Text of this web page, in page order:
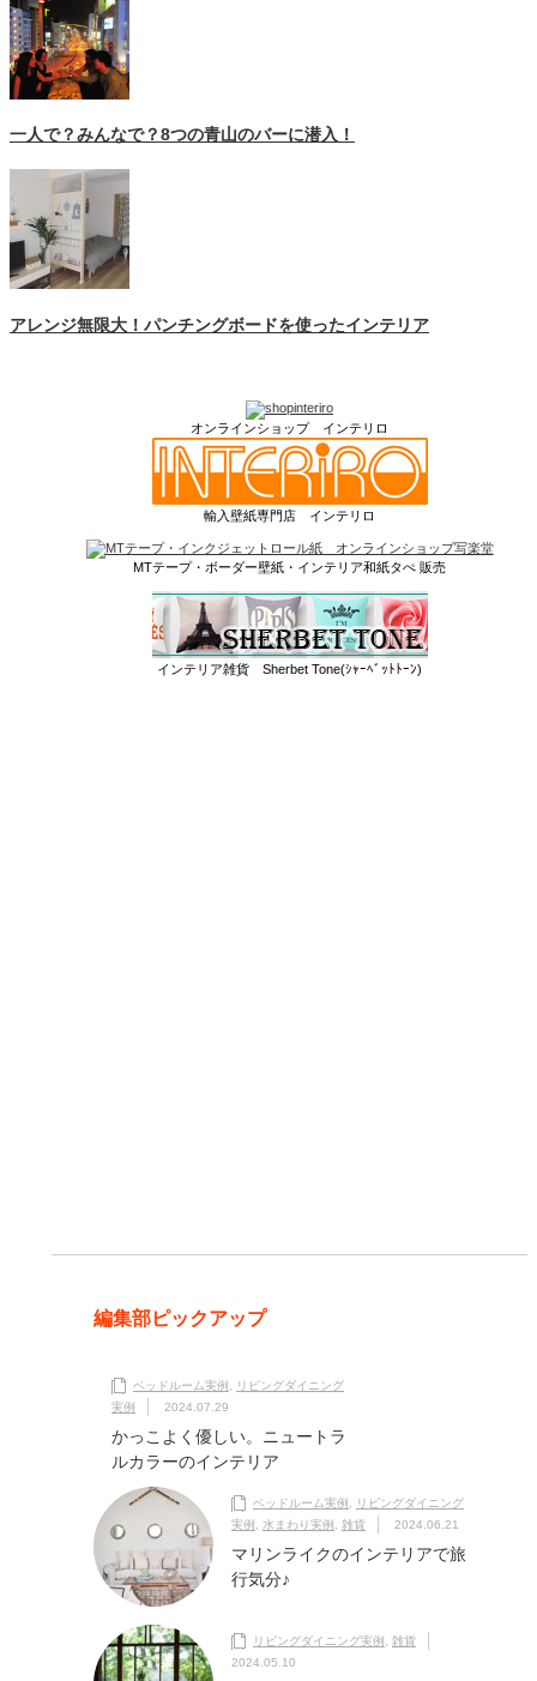
一人で？みんなで？8つの青山のバーに潜入！
アレンジ無限大！パンチングボードを使ったインテリア
オンラインショップ インテリロ
輸入壁紙専門店 インテリロ
MTテープ・ボーダー壁紙・インテリア和紙タぺ 販売
インテリア雑貨 Sherbet Tone(ｼｬｰﾍﾞｯﾄﾄｰﾝ)
編集部ピックアップ
ベッドルーム実例
リビングダイニング
実例
2024.07.29
かっこよく優しい。ニュートラ
ルカラーのインテリア
ベッドルーム実例
リビングダイニング
実例
水まわり実例 雑貨 2024.06.21
マリンライクのインテリアで旅
行気分♪
リビングダイニング実例
雑貨
2024.05.10